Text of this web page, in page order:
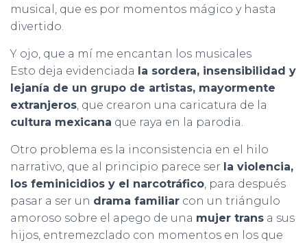
musical, que es por momentos mágico y hasta
divertido.
Y ojo, que a mí me encantan los musicales
Esto deja evidenciada la sordera, insensibilidad y
lejanía de un grupo de artistas, mayormente
extranjeros, que crearon una caricatura de la
cultura mexicana que raya en la parodia.
Otro problema es la inconsistencia en el hilo
narrativo, que al principio parece ser la violencia,
los feminicidios y el narcotráfico, para después
pasar a ser un drama familiar con un triángulo
amoroso sobre el apego de una mujer trans a sus
hijos, entremezclado con momentos en los que